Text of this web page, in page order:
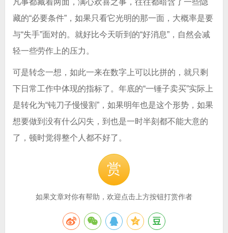
凡事都藏着两面，满心欢喜之事，往往都暗含了一些隐
藏的“必要条件”，如果只看它光明的那一面，大概率是要
与“失手”面对的。就好比今天听到的“好消息”，自然会减
轻一些劳作上的压力。
可是转念一想，如此一来在数字上可以比拼的，就只剩
下日常工作中体现的指标了。年底的“一锤子卖买”实际上
是转化为“钝刀子慢慢割”，如果明年也是这个形势，如果
想要做到没有什么闪失，到也是一时半刻都不能大意的
了，顿时觉得整个人都不好了。
赏
如果文章对你有帮助，欢迎点击上方按钮打赏作者